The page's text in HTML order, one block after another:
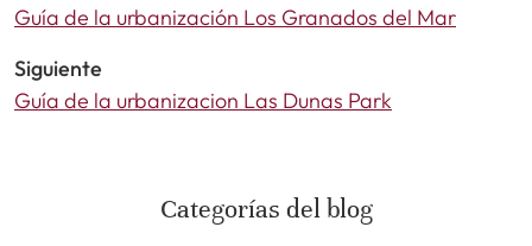
Guía de la urbanización Los Granados del Mar
Siguiente
Guía de la urbanizacion Las Dunas Park
Categorías del blog